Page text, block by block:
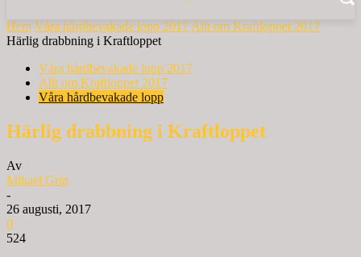
Hem Våra hårdbevakade lopp 2017 Allt om Kraftloppet 2017
Härlig drabbning i Kraftloppet
Våra hårdbevakade lopp 2017
Allt om Kraftloppet 2017
Våra hårdbevakade lopp
Härlig drabbning i Kraftloppet
Av
Mikael Grip
-
26 augusti, 2017
0
524